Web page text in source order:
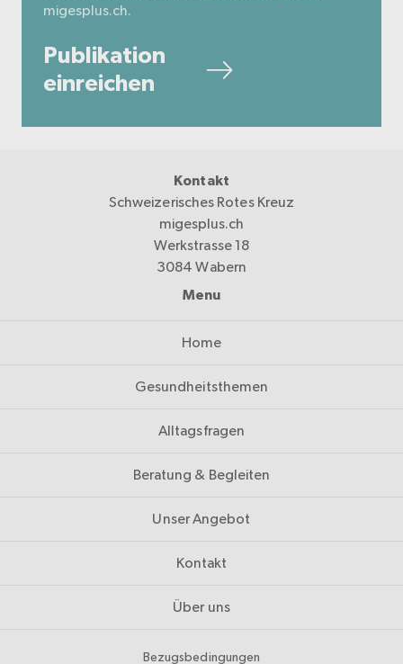
migesplus.ch.
Publikation
einreichen
Kontakt
Schweizerisches Rotes Kreuz
migesplus.ch
Werkstrasse 18
3084 Wabern
Menu
Home
Gesundheitsthemen
Alltagsfragen
Beratung & Begleiten
Unser Angebot
Kontakt
Über uns
Bezugsbedingungen